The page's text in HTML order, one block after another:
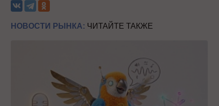
НОВОСТИ РЫНКА: ЧИТАЙТЕ ТАКЖЕ